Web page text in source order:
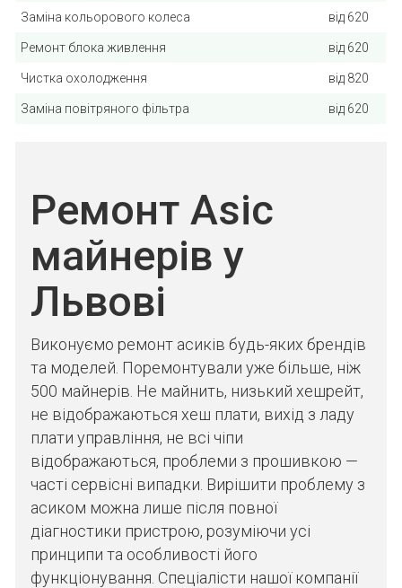
Заміна кольорового колеса від 620
Ремонт блока живлення від 620
Чистка охолодження від 820
Заміна повітряного фільтра від 620
Ремонт Asic
майнерів у
Львові
Виконуємо ремонт асиків будь-яких брендів
та моделей. Поремонтували уже більше, ніж
500 майнерів. Не майнить, низький хешрейт,
не відображаються хеш плати, вихід з ладу
плати управління, не всі чіпи
відображаються, проблеми з прошивкою —
часті сервісні випадки. Вирішити проблему з
асиком можна лише після повної
діагностики пристрою, розуміючи усі
принципи та особливості його
функціонування. Спеціалісти нашої компанії